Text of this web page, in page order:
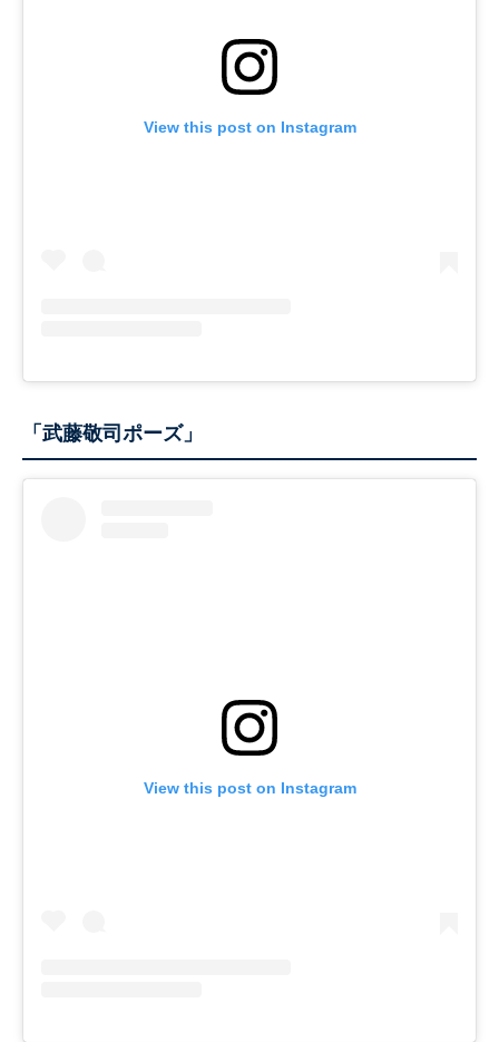
View this post on Instagram
「武藤敬司ポーズ」
View this post on Instagram